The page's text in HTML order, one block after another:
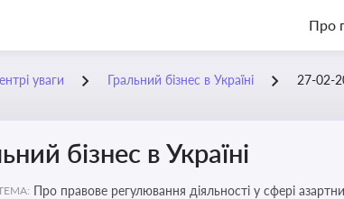
Про
уваги Гральний бізнес в Україні 27-02-
бізнес в Україні
Про правове регулювання діяльності у сфері